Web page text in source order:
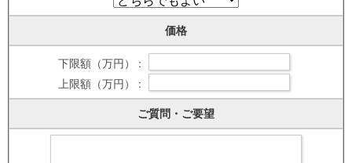
価格
下限額（万円） :
上限額（万円） :
ご質問・ご要望